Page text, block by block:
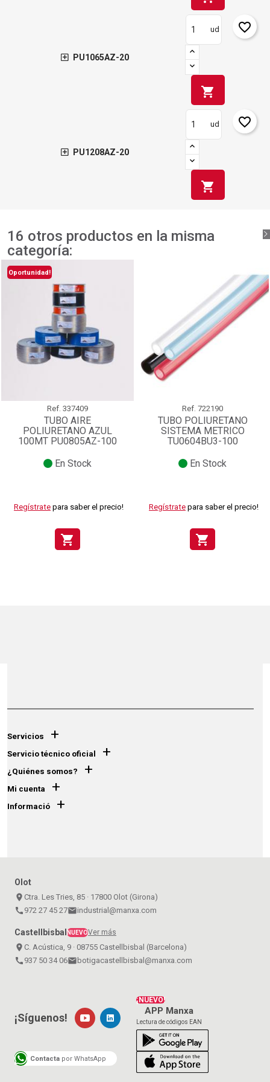
PU1065AZ-20
ud
shopping_cart
favorite_border
PU1208AZ-20
ud
shopping_cart
favorite_border
16 otros productos en la misma
categoría:
Oportunidad!
Ref. 337409
TUBO AIRE
POLIURETANO AZUL
100MT PU0805AZ-100
En Stock
Regístrate para saber el precio!
shopping_cart
Ref. 722190
TUBO POLIURETANO
SISTEMA METRICO
TU0604BU3-100
En Stock
Regístrate para saber el precio!
shopping_cart
Servicios +
Servicio técnico oficial +
¿Quiénes somos? +
Mi cuenta +
Informació +
Olot
place Ctra. Les Tries, 85 · 17800 Olot (Girona)
call 972 27 45 27emailindustrial@manxa.com
CastellbisbalNUEVOVer más
place C. Acústica, 9 · 08755 Castellbisbal (Barcelona)
call 937 50 34 06emailbotigacastellbisbal@manxa.com
¡NUEVO!
APP Manxa
Lectura de códigos EAN
¡Síguenos!
Contacta por WhatsApp